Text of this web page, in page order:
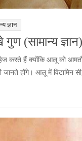
ज्ञान
(सामान्य ज्ञान)
करते हैं क्योंकि आलू को
जानते होंगे। आलू में विटामिन